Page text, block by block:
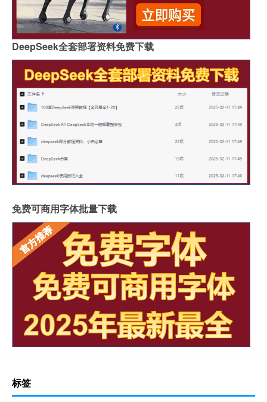
DeepSeek全套部署资料免费下载
免费可商用字体批量下载
标签